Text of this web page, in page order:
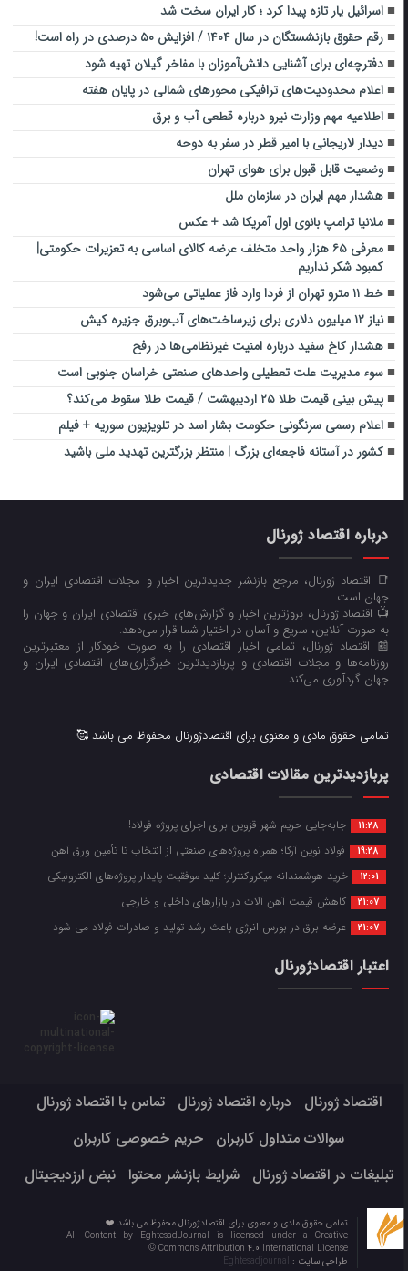
اسرائیل یار تازه پیدا کرد ؛ کار ایران سخت شد
رقم حقوق بازنشستگان در سال ۱۴۰۴ / افزایش ۵۰ درصدی در راه است!
دفترچه‌ای برای آشنایی دانش‌آموزان با مفاخر گیلان تهیه شود
اعلام محدودیت‌های ترافیکی محورهای شمالی در پایان هفته
اطلاعیه مهم وزارت نیرو درباره قطعی آب و برق
دیدار لاریجانی با امیر قطر در سفر به دوحه
وضعیت قابل قبول برای هوای تهران
هشدار مهم ایران در سازمان ملل
ملانیا ترامپ بانوی اول آمریکا شد + عکس
معرفی ۶۵ هزار واحد متخلف عرضه کالای اساسی به تعزیرات حکومتی|
کمبود شکر نداریم
خط ۱۱ مترو تهران از فردا وارد فاز عملیاتی می‌شود
نیاز ۱۲ میلیون دلاری برای زیرساخت‌های آب‌و‌برق جزیره کیش
هشدار کاخ سفید درباره امنیت غیرنظامی‌ها در رفح
سوء مدیریت علت تعطیلی واحدهای صنعتی خراسان جنوبی است
پیش بینی قیمت طلا ۲۵ اردیبهشت / قیمت طلا سقوط می‌کند؟
اعلام رسمی سرنگونی حکومت بشار اسد در تلویزیون سوریه + فیلم
کشور در آستانه فاجعه‌ای بزرگ | منتظر بزرگترین تهدید ملی باشید
درباره اقتصاد ژورنال
📑 اقتصاد ژورنال، مرجع بازنشر جدیدترین اخبار و مجلات اقتصادی ایران و
جهان است.
📺 اقتصاد ژورنال، بروزترین اخبار و گزارش‌های خبری اقتصادی ایران و جهان را
به صورت آنلاین، سریع و آسان در اختیار شما قرار می‌‌دهد.
📰 اقتصاد ژورنال، تمامی اخبار اقتصادی را به صورت خودکار از معتبرترین
روزنامه‌ها و مجلات اقتصادی و پربازدیدترین خبرگزاری‌های اقتصادی ایران و
جهان گردآوری می‌کند.
تمامی حقوق مادی و معنوی برای اقتصادژورنال محفوظ می باشد 🥰
پربازدیدترین مقالات اقتصادی
11:28 جابه‌جایی حریم شهر قزوین برای اجرای پروژه فولاد!
19:28 فولاد نوین آرکا؛ همراه پروژه‌های صنعتی از انتخاب تا تأمین ورق آهن
12:01 خرید هوشمندانه میکروکنترلر؛ کلید موفقیت پایدار پروژه‌های الکترونیکی
21:07 کاهش قیمت آهن آلات در بازارهای داخلی و خارجی
21:07 عرضه برق در بورس انرژی باعث رشد تولید و صادرات فولاد می شود
اعتبار اقتصادژورنال
اقتصاد ژورنال درباره اقتصاد ژورنال
تماس با اقتصاد ژورنال
سوالات متداول کاربران
حریم خصوصی کاربران
تبلیغات در اقتصاد ژورنال
شرایط بازنشر محتوا نبض ارزدیجیتال
تمامی حقوق مادی و معنوی برای اقتصادژورنال محفوظ می باشد ❤️
All Content by EghtesadJournal is licensed under a Creative
Commons Attribution 4.0 International License ©️
طراحی سایت :